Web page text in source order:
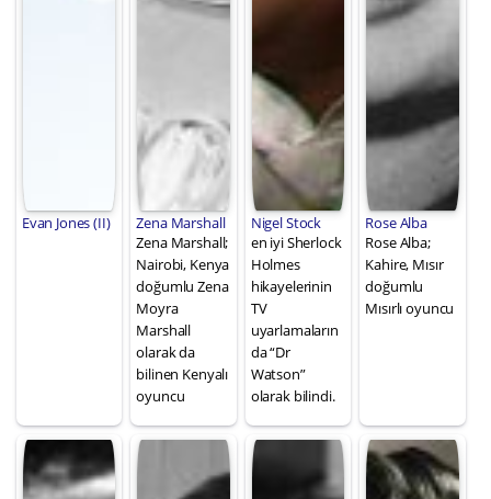
Evan Jones (II) Zena Marshall
Zena Marshall;
Nairobi, Kenya
doğumlu Zena
Moyra
Marshall
olarak da
bilinen Kenyalı
oyuncu
Nigel Stock
en iyi Sherlock
Holmes
hikayelerinin
TV
uyarlamaların
da “Dr
Watson”
olarak bilindi.
Rose Alba
Rose Alba;
Kahire, Mısır
doğumlu
Mısırlı oyuncu